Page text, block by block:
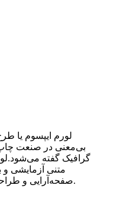
لورم ایپسوم یا
بی‌معنی در صنعت
گرافیک گفته
متنی آزمایشی
صفحه‌آرایی و طراحی گرافیک گفته می‌شود.